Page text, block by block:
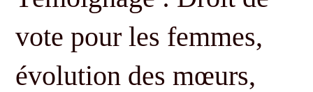
vote pour les femmes,
évolution des mœurs,